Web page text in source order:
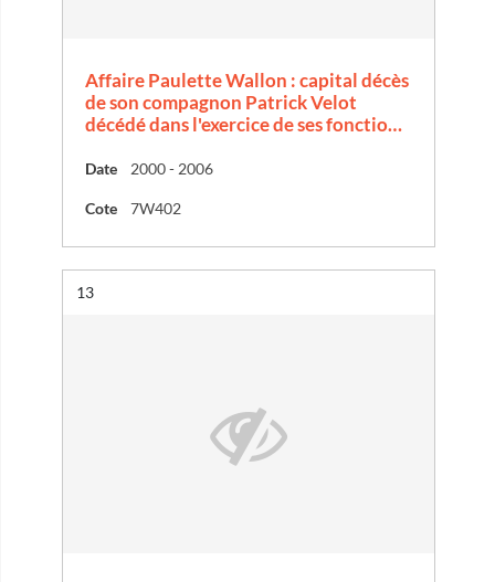
Affaire Paulette Wallon : capital décès
de son compagnon Patrick Velot
décédé dans l'exercice de ses fonctio…
Date 2000 - 2006
Cote 7W402
Résultat n°
13